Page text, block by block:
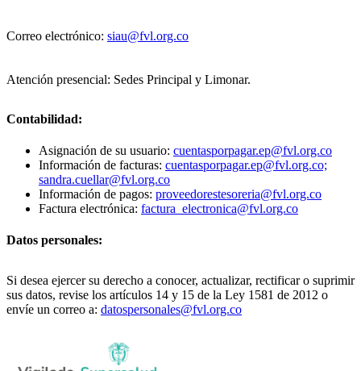
Correo electrónico: siau@fvl.org.co
Atención presencial: Sedes Principal y Limonar.
Contabilidad:
Asignación de su usuario: cuentasporpagar.ep@fvl.org.co
Información de facturas: cuentasporpagar.ep@fvl.org.co;
sandra.cuellar@fvl.org.co
Información de pagos: proveedorestesoreria@fvl.org.co
Factura electrónica: factura_electronica@fvl.org.co
Datos personales:
Si desea ejercer su derecho a conocer, actualizar, rectificar o suprimir
sus datos, revise los artículos 14 y 15 de la Ley 1581 de 2012 o
envíe un correo a: datospersonales@fvl.org.co